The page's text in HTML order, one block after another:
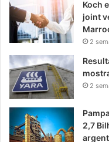
Koch
joint
2
2
2,7